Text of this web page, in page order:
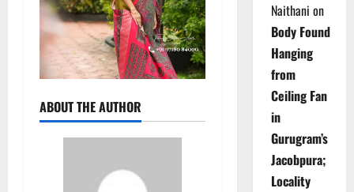
ABOUT THE AUTHOR
Naithani on
Body Found
Hanging
from
Ceiling Fan
in
Gurugram’s
Jacobpura;
Locality